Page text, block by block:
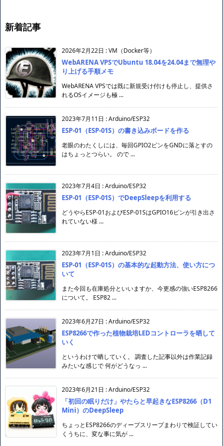
新着記事
2026年2月22日 :VM（Docker等）
WebARENA VPSでUbuntu 18.04を24.04まで無理や
り上げる手順メモ
WebARENA VPSでは既に新規受け付けも停止し、提供さ
れるOSイメージも極 ...
2023年7月11日 :Arduino/ESP32
ESP-01（ESP-01S）の書き込みボードを作る
老眼のわたくしには、毎回GPIO2ピンをGNDに落とすの
はちょっとつらい。 ので ...
2023年7月4日 :Arduino/ESP32
ESP-01（ESP-01S）でDeepSleepを利用する
どうやらESP-01およびESP-01SはGPIO16ピンが引き出さ
れていない様 ...
2023年7月1日 :Arduino/ESP32
ESP-01（ESP-01S）の基本的な起動方法、使い方につ
いて
また今回も在庫処分といいますか、今更感の強いESP8266
について。 ESP82 ...
2023年6月27日 :Arduino/ESP32
ESP8266で作った植物栽培LEDコントローラを晒して
いく
というわけで晒していく。 調査した記事以外は作業記録
みたいな感じで 何がどうなっ ...
2023年6月21日 :Arduino/ESP32
「初回の眠りだけ」やたらと早起きなESP8266（D1
Mini）のDeepSleep
ちょっとESP8266のディープスリープまわりで検証してい
くうちに、変な事に気が ...